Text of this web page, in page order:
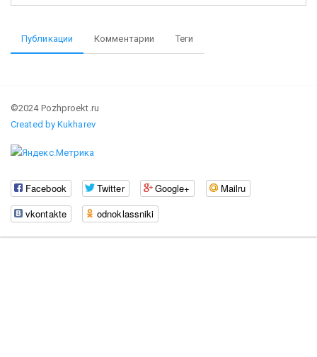
Публикации Комментарии Теги
©2024 Pozhproekt.ru
Created by Kukharev
Facebook Twitter Google+
Mailru
vkontakte
odnoklassniki